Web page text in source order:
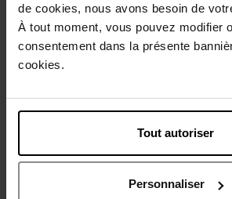
de cookies, nous avons besoin de
À tout moment, vous pouvez modifier
consentement dans la présente
cookies.
Tout autoriser
Personnaliser
Gratis verpakking
Beschrijving
Karakteristieken